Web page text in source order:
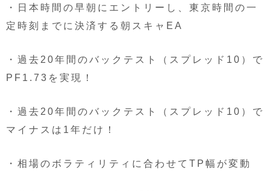
・日本時間の早朝にエントリーし、東京時間の一
定時刻までに決済する朝スキャEA
・過去20年間のバックテスト（スプレッド10）で
PF1.73を実現！
・過去20年間のバックテスト（スプレッド10）で
マイナスは1年だけ！
・相場のボラティリティに合わせてTP幅が変動